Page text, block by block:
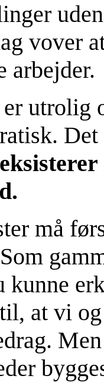
vover
arbejder.
er
må
kunne
at vi